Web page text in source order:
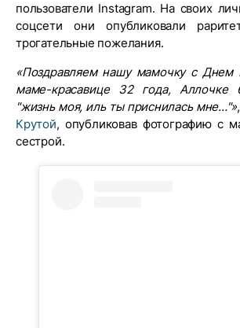
пользователи Instagram. На своих
соцсети они опубликовали
трогательные пожелания.
«Поздравляем нашу мамочку с Днем
маме-красавице 32 года,
"жизнь моя, иль ты приснилась мне..."»
Крутой, опубликовав фотографию с
сестрой.